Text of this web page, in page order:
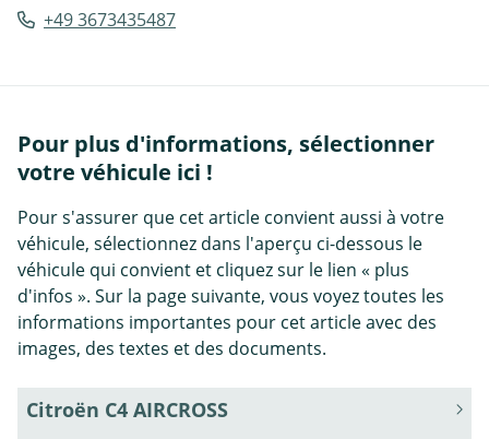
+49 3673435487
Pour plus d'informations, sélectionner
votre véhicule ici !
Pour s'assurer que cet article convient aussi à votre
véhicule, sélectionnez dans l'aperçu ci-dessous le
véhicule qui convient et cliquez sur le lien « plus
d'infos ». Sur la page suivante, vous voyez toutes les
informations importantes pour cet article avec des
images, des textes et des documents.
Citroën C4 AIRCROSS